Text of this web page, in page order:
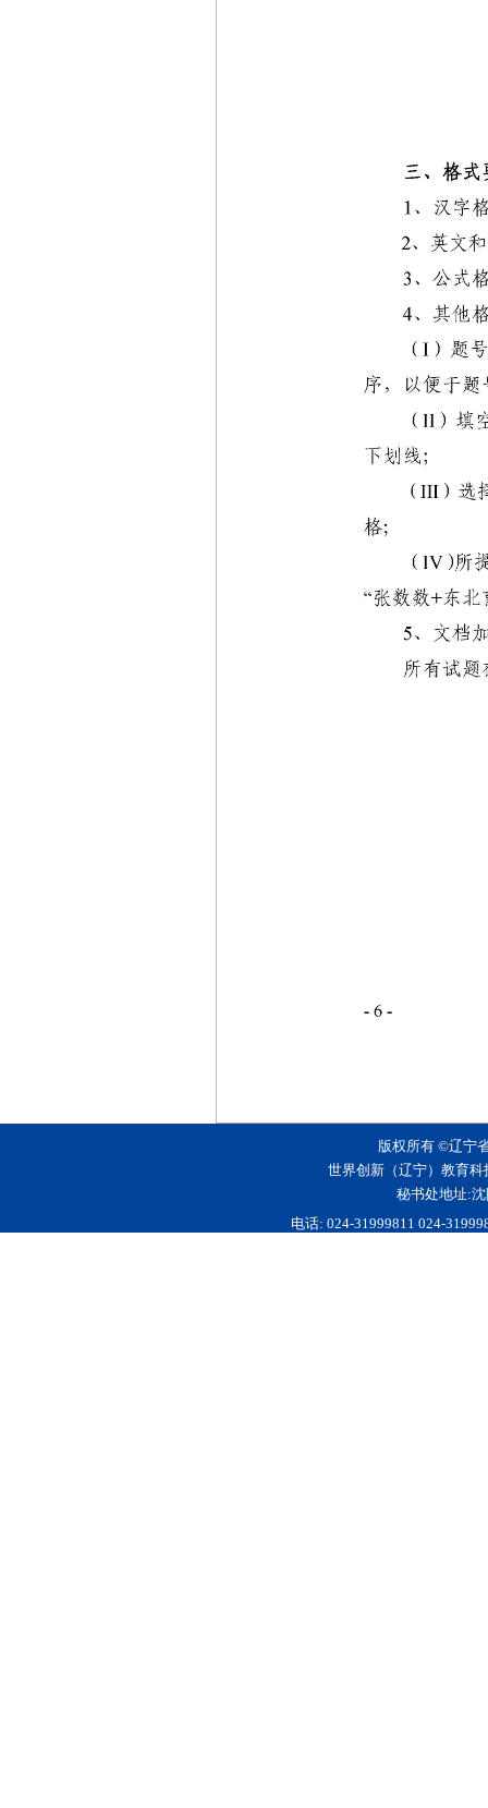
版权所有 ©辽宁
世界创新（辽宁）教育
秘书处地址:
电话: 024-31999811 024-